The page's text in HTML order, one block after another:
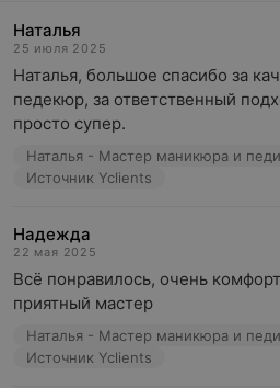
Наталья
25 июля 2025
Наталья, большое спасибо за
педекюр, за ответственный
просто супер.
Наталья - Мастер маникюра и
Источник Yclients
Надежда
22 мая 2025
Всё понравилось, очень
приятный мастер
Наталья - Мастер маникюра и
Источник Yclients